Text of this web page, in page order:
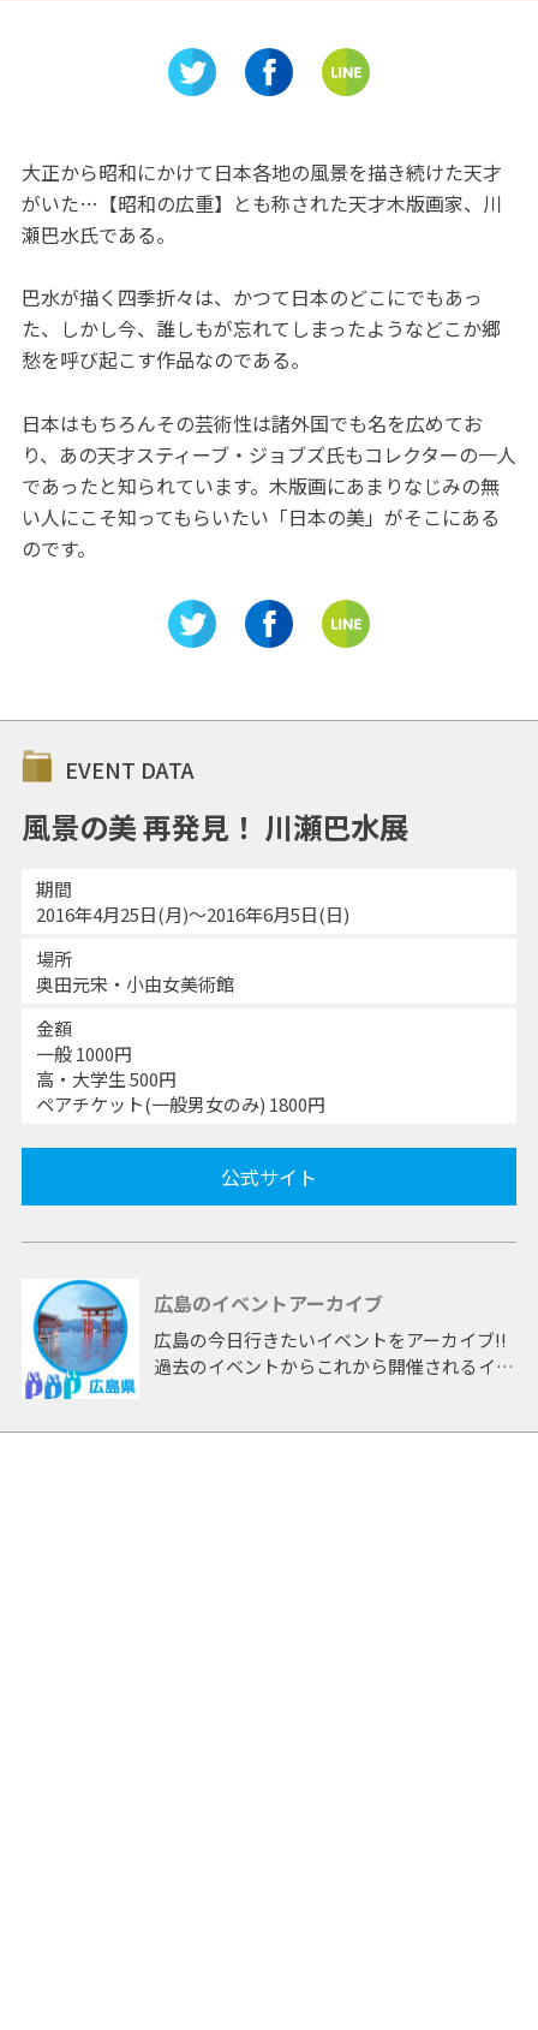
大正から昭和にかけて日本各地の風景を描き続けた天才
がいた…【昭和の広重】とも称された天才木版画家、川
瀬巴水氏である。
巴水が描く四季折々は、かつて日本のどこにでもあっ
た、しかし今、誰しもが忘れてしまったようなどこか郷
愁を呼び起こす作品なのである。
日本はもちろんその芸術性は諸外国でも名を広めてお
り、あの天才スティーブ・ジョブズ氏もコレクターの一人
であったと知られています。木版画にあまりなじみの無
い人にこそ知ってもらいたい「日本の美」がそこにある
のです。
EVENT DATA
風景の美 再発見！ 川瀬巴水展
期間
2016年4月25日(月)～2016年6月5日(日)
場所
奥田元宋・小由女美術館
金額
一般 1000円
高・大学生 500円
ペアチケット(一般男女のみ) 1800円
公式サイト
広島のイベントアーカイブ
広島の今日行きたいイベントをアーカイブ!!
過去のイベントからこれから開催されるイベ